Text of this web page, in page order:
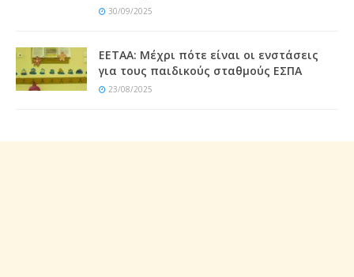
30/09/2025
ΕΕΤΑΑ: Μέχρι πότε είναι οι ενστάσεις
για τους παιδικούς σταθμούς ΕΣΠΑ
23/08/2025